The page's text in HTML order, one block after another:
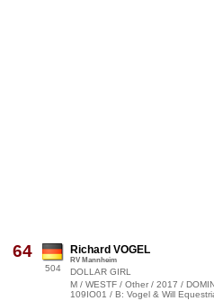
64
504
Richard VOGEL
RV Mannheim
DOLLAR GIRL
M / WESTF / Other / 2017 /
109IO01 / B: Vogel & Will